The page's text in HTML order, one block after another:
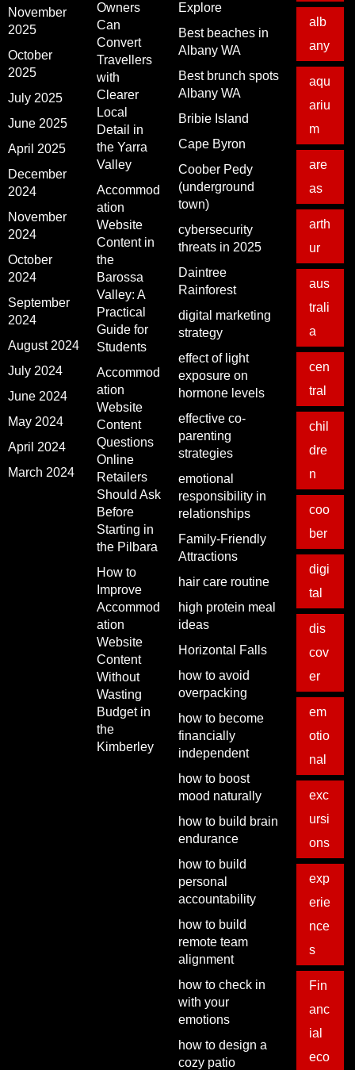
November
2025
October
2025
July 2025
June 2025
April 2025
December
2024
November
2024
October
2024
September
2024
August 2024
July 2024
June 2024
May 2024
April 2024
March 2024
Owners
Can
Convert
Travellers
with
Clearer
Local
Detail in
the Yarra
Valley
Accommod
ation
Website
Content in
the
Barossa
Valley: A
Practical
Guide for
Students
Accommod
ation
Website
Content
Questions
Online
Retailers
Should Ask
Before
Starting in
the Pilbara
How to
Improve
Accommod
ation
Website
Content
Without
Wasting
Budget in
the
Kimberley
Explore
Best beaches in
Albany WA
Best brunch spots
Albany WA
Bribie Island
Cape Byron
Coober Pedy
(underground
town)
cybersecurity
threats in 2025
Daintree
Rainforest
digital marketing
strategy
effect of light
exposure on
hormone levels
effective co-
parenting
strategies
emotional
responsibility in
relationships
Family-Friendly
Attractions
hair care routine
high protein meal
ideas
Horizontal Falls
how to avoid
overpacking
how to become
financially
independent
how to boost
mood naturally
how to build brain
endurance
how to build
personal
accountability
how to build
remote team
alignment
how to check in
with your
emotions
how to design a
cozy patio
alb
any
aqu
ariu
m
are
as
arth
ur
aus
trali
a
cen
tral
chil
dre
n
coo
ber
digi
tal
dis
cov
er
em
otio
nal
exc
ursi
ons
exp
erie
nce
s
Fin
anc
ial
eco